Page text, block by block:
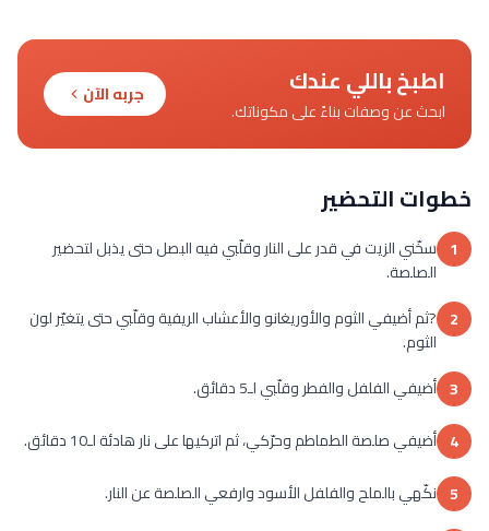
اطبخ باللي عندك
ابحث عن وصفات بناءً على مكوناتك.
جربه الآن
خطوات التحضير
1 سخّني الزيت في قدر على النار وقلّبي فيه البصل حتى يذبل لتحضير
الصلصة.
2 ?ثم أضيفي الثوم والأوريغانو والأعشاب الريفية وقلّبي حتى يتغيّر لون
الثوم.
3 أضيفي الفلفل والفطر وقلّبي لـ5 دقائق.
4 أضيفي صلصة الطماطم وحرّكي، ثم اتركيها على نار هادئة لـ10 دقائق.
5 نكّهي بالملح والفلفل الأسود وارفعي الصلصة عن النار.